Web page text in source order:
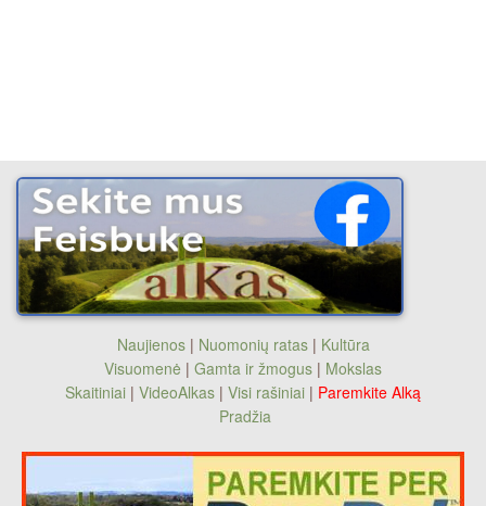
Naujienos| Nuomonių ratas| Kultūra
Visuomenė | Gamta ir žmogus | Mokslas
Skaitiniai | VideoAlkas | Visi rašiniai | Paremkite Alką
Pradžia